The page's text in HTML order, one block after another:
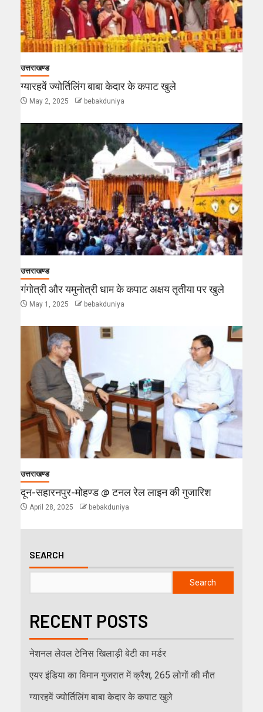
उत्तराखण्ड
ग्यारहवें ज्योर्तिलिंग बाबा केदार के कपाट खुले
May 2, 2025 bebakduniya
उत्तराखण्ड
गंगोत्री और यमुनोत्री धाम के कपाट अक्षय तृतीया पर खुले
May 1, 2025 bebakduniya
उत्तराखण्ड
दून-सहारनपुर-मोहण्ड @ टनल रेल लाइन की गुजारिश
April 28, 2025 bebakduniya
SEARCH
Search
RECENT POSTS
नेशनल लेवल टेनिस खिलाड़ी बेटी का मर्डर
एयर इंडिया का विमान गुजरात में क्रैश, 265 लोगों की मौत
ग्यारहवें ज्योर्तिलिंग बाबा केदार के कपाट खुले